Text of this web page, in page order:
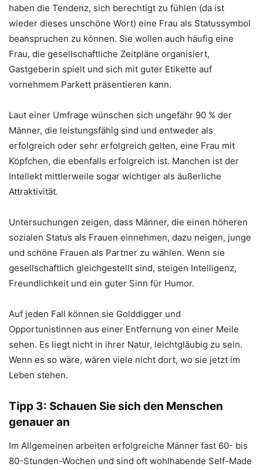
haben die Tendenz, sich berechtigt zu fühlen (da ist
wieder dieses unschöne Wort) eine Frau als Statussymbol
beanspruchen zu können. Sie wollen auch häufig eine
Frau, die gesellschaftliche Zeitpläne organisiert,
Gastgeberin spielt und sich mit guter Etikette auf
vornehmem Parkett präsentieren kann.
Laut einer Umfrage wünschen sich ungefähr 90 % der
Männer, die leistungsfähig sind und entweder als
erfolgreich oder sehr erfolgreich gelten, eine Frau mit
Köpfchen, die ebenfalls erfolgreich ist. Manchen ist der
Intellekt mittlerweile sogar wichtiger als äußerliche
Attraktivität.
Untersuchungen zeigen, dass Männer, die einen höheren
sozialen Status als Frauen einnehmen, dazu neigen, junge
und schöne Frauen als Partner zu wählen. Wenn sie
gesellschaftlich gleichgestellt sind, steigen Intelligenz,
Freundlichkeit und ein guter Sinn für Humor.
Auf jeden Fall können sie Golddigger und
Opportunistinnen aus einer Entfernung von einer Meile
sehen. Es liegt nicht in ihrer Natur, leichtgläubig zu sein.
Wenn es so wäre, wären viele nicht dort, wo sie jetzt im
Leben stehen.
Tipp 3: Schauen Sie sich den Menschen
genauer an
Im Allgemeinen arbeiten erfolgreiche Männer fast 60- bis
80-Stunden-Wochen und sind oft wohlhabende Self-Made